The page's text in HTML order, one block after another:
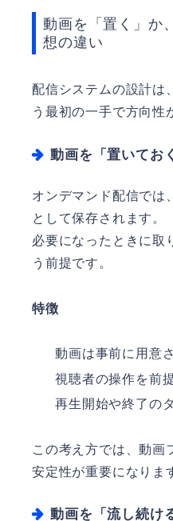
動画を「置く」か
想の違い
配信システムの設計は
う最初の一手で方向性
動画を「置いてお
オンデマンド配信では
として保存されます。
必要になったときに取
う前提です。
特徴
動画は事前に用意
視聴者の操作を前
再生開始や終了の
この考え方では、動画
安定性が重要になりま
動画を「流し続け